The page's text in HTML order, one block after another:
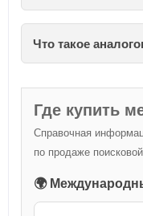
Что такое
Где купить
Справочная
по продаже
🌍